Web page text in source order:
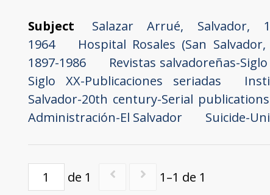
Subject Salazar Arrué, Salvador,
1964
Hospital Rosales (San
1897-1986
Revistas salvadoreñas-Siglo
Siglo XX-Publicaciones seriadas
Salvador-20th century-Serial publications
Administración-El Salvador
Suicide-
de 1 1–1 de 1